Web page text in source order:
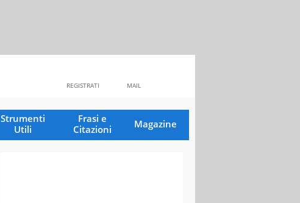
MAIL
REGISTRATI
Strumenti
Utili
Frasi e
Citazioni
Magazine